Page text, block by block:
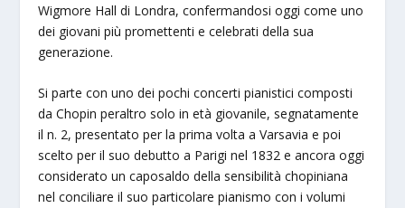
Wigmore Hall di Londra, confermandosi oggi come uno
dei giovani più promettenti e celebrati della sua
generazione.
Si parte con uno dei pochi concerti pianistici composti
da Chopin peraltro solo in età giovanile, segnatamente
il n. 2, presentato per la prima volta a Varsavia e poi
scelto per il suo debutto a Parigi nel 1832 e ancora oggi
considerato un caposaldo della sensibilità chopiniana
nel conciliare il suo particolare pianismo con i volumi